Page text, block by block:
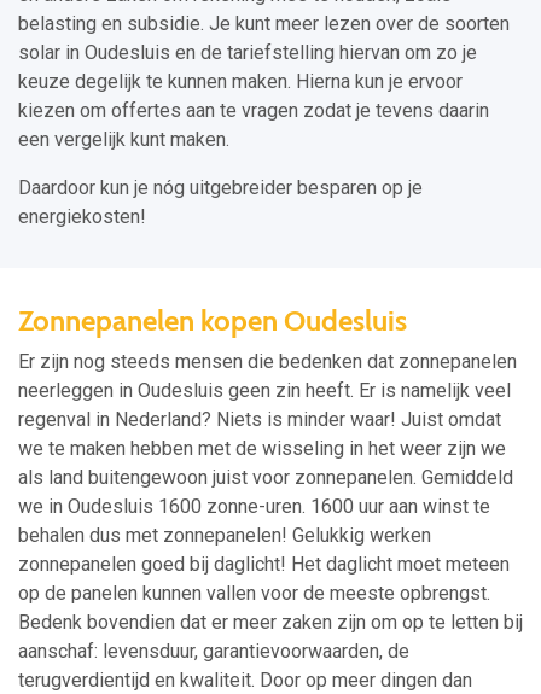
belasting en subsidie. Je kunt meer lezen over de soorten
solar in Oudesluis en de tariefstelling hiervan om zo je
keuze degelijk te kunnen maken. Hierna kun je ervoor
kiezen om offertes aan te vragen zodat je tevens daarin
een vergelijk kunt maken.
Daardoor kun je nóg uitgebreider besparen op je
energiekosten!
Zonnepanelen kopen Oudesluis
Er zijn nog steeds mensen die bedenken dat zonnepanelen
neerleggen in Oudesluis geen zin heeft. Er is namelijk veel
regenval in Nederland? Niets is minder waar! Juist omdat
we te maken hebben met de wisseling in het weer zijn we
als land buitengewoon juist voor zonnepanelen. Gemiddeld
we in Oudesluis 1600 zonne-uren. 1600 uur aan winst te
behalen dus met zonnepanelen! Gelukkig werken
zonnepanelen goed bij daglicht! Het daglicht moet meteen
op de panelen kunnen vallen voor de meeste opbrengst.
Bedenk bovendien dat er meer zaken zijn om op te letten bij
aanschaf: levensduur, garantievoorwaarden, de
terugverdientijd en kwaliteit. Door op meer dingen dan